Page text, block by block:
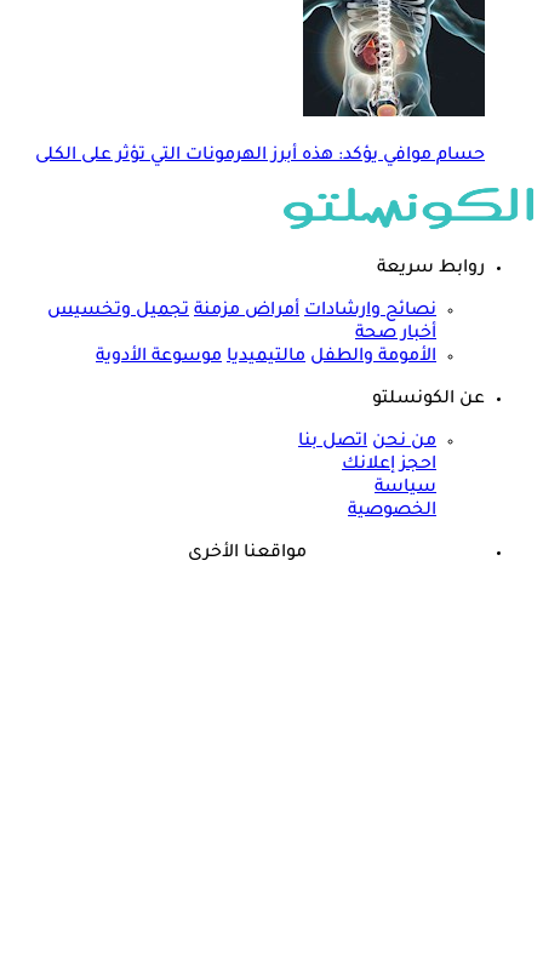
حسام موافي يؤكد: هذه أبرز الهرمونات التي تؤثر على الكلى
روابط سريعة
نصائح وارشادات أمراض مزمنة تجميل وتخسيس
أخبار صحة
الأمومة والطفل مالتيميديا موسوعة الأدوية
عن الكونسلتو
من نحن اتصل بنا
احجز إعلانك
سياسة
الخصوصية
مواقعنا الأخرى